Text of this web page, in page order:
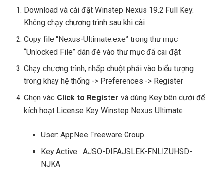
Download và cài đặt Winstep Nexus 19.2 Full Key.
Không chạy chương trình sau khi cài.
Copy file “Nexus-Ultimate.exe” trong thư mục
“Unlocked File” dán đè vào thư mục đã cài đặt
Chạy chương trình, nhấp chuột phải vào biểu tượng
trong khay hệ thống -> Preferences -> Register
Chọn vào Click to Register và dùng Key bên dưới để
kích hoạt License Key Winstep Nexus Ultimate
User: AppNee Freeware Group.
Key Active : AJSO-DIFAJSLEK-FNLIZUHSD-
NJKA